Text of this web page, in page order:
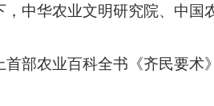
，中华农业文明研究院、中
首部农业百科全书《齐民要